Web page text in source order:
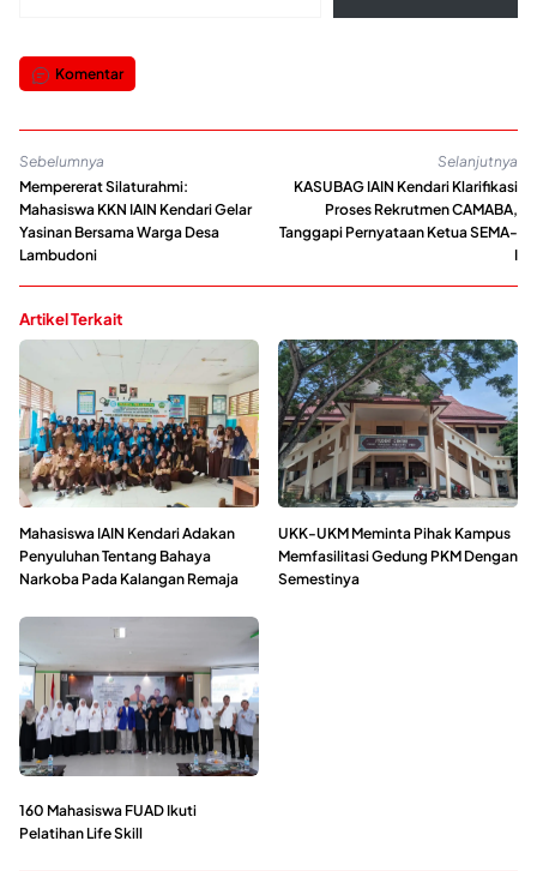
Komentar
Sebelumnya
Mempererat Silaturahmi:
Mahasiswa KKN IAIN Kendari Gelar
Yasinan Bersama Warga Desa
Lambudoni
Selanjutnya
KASUBAG IAIN Kendari Klarifikasi
Proses Rekrutmen CAMABA,
Tanggapi Pernyataan Ketua SEMA-
I
Artikel Terkait
Mahasiswa IAIN Kendari Adakan
Penyuluhan Tentang Bahaya
Narkoba Pada Kalangan Remaja
UKK-UKM Meminta Pihak Kampus
Memfasilitasi Gedung PKM Dengan
Semestinya
160 Mahasiswa FUAD Ikuti
Pelatihan Life Skill